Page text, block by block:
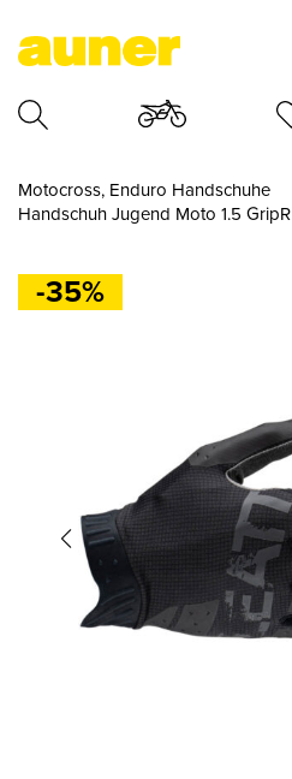
Motocross, Enduro Handschuhe
Handschuh Jugend Moto 1.5 GripR
-35%